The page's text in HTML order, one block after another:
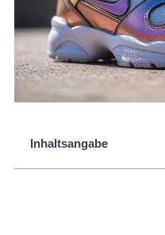
Inhaltsangabe